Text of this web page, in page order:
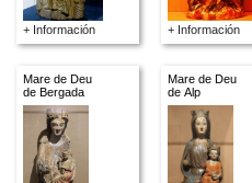
+ Información + Información
Mare de Deu
de Bergada
Mare de Deu
de Alp